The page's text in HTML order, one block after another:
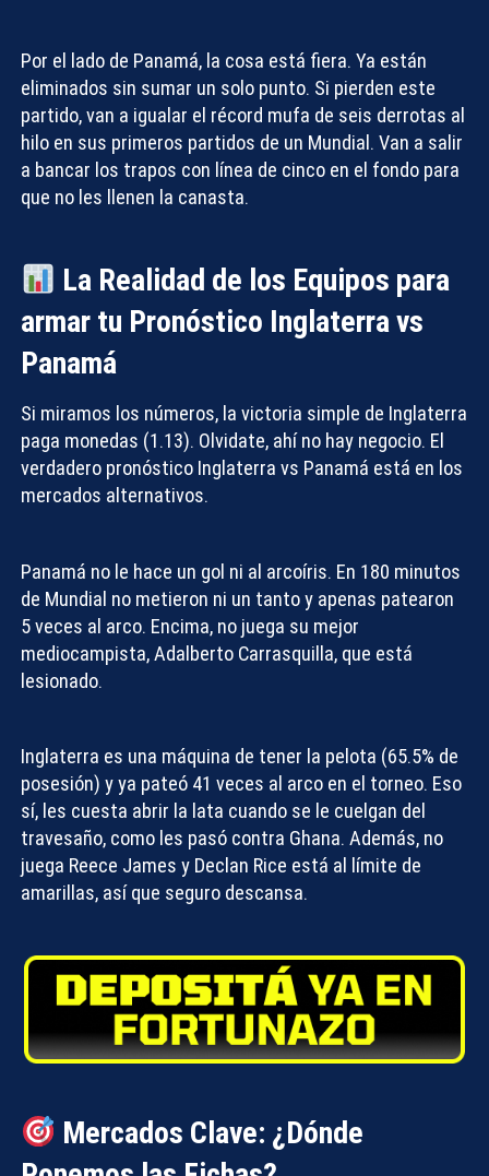
Por el lado de Panamá, la cosa está fiera. Ya están
eliminados sin sumar un solo punto. Si pierden este
partido, van a igualar el récord mufa de seis derrotas al
hilo en sus primeros partidos de un Mundial. Van a salir
a bancar los trapos con línea de cinco en el fondo para
que no les llenen la canasta.
La Realidad de los Equipos para
armar tu Pronóstico Inglaterra vs
Panamá
Si miramos los números, la victoria simple de Inglaterra
paga monedas (1.13). Olvidate, ahí no hay negocio. El
verdadero pronóstico Inglaterra vs Panamá está en los
mercados alternativos.
Panamá no le hace un gol ni al arcoíris. En 180 minutos
de Mundial no metieron ni un tanto y apenas patearon
5 veces al arco. Encima, no juega su mejor
mediocampista, Adalberto Carrasquilla, que está
lesionado.
Inglaterra es una máquina de tener la pelota (65.5% de
posesión) y ya pateó 41 veces al arco en el torneo. Eso
sí, les cuesta abrir la lata cuando se le cuelgan del
travesaño, como les pasó contra Ghana. Además, no
juega Reece James y Declan Rice está al límite de
amarillas, así que seguro descansa.
Mercados Clave: ¿Dónde
Compartir con: